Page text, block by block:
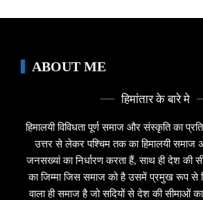
ABOUT ME
हिमांतार के बारे मे
हिमालयी विविधता पूर्ण समाज और संस्कृति का
उत्तर से लेकर पश्चिम तक का हिमालयी समाज
जनसख्यां का निर्धारण करता हैं, साथ ही देश की
का जिम्मा जिस समाज को है उसमें प्रमुख रूप से
वाला ही समाज है जो सदियों से देश की सीमाओं